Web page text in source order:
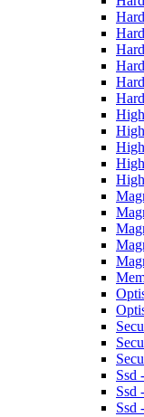
Ssd
Ssd
Ssd